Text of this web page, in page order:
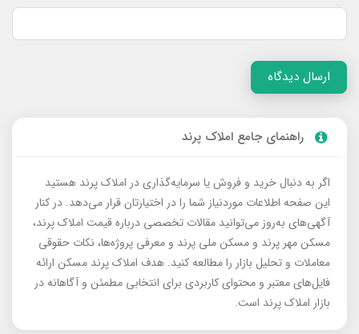
ارسال دیدگاه
راهنمای جامع املاک پرند
اگر به دنبال خرید و فروش یا سرمایه‌گذاری در املاک پرند هستید
این صفحه اطلاعات موردنیاز شما را در اختیارتان قرار می‌دهد. در کنار
آگهی‌های به‌روز می‌توانید مقالات تخصصی درباره قیمت املاک پرند،
مسکن مهر پرند و مسکن ملی پرند و معرفی پروژه‌ها، نکات حقوقی
معاملات و تحلیل بازار را مطالعه کنید. هدف املاک پرند مسکن ارائه
فایل‌های معتبر و محتوای کاربردی برای انتخابی مطمئن و آگاهانه در
بازار املاک پرند است.